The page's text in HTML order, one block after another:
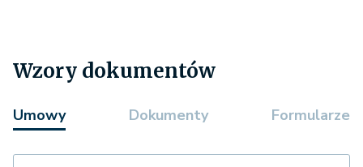
Wzory dokumentów
Umowy Dokumenty Formularze